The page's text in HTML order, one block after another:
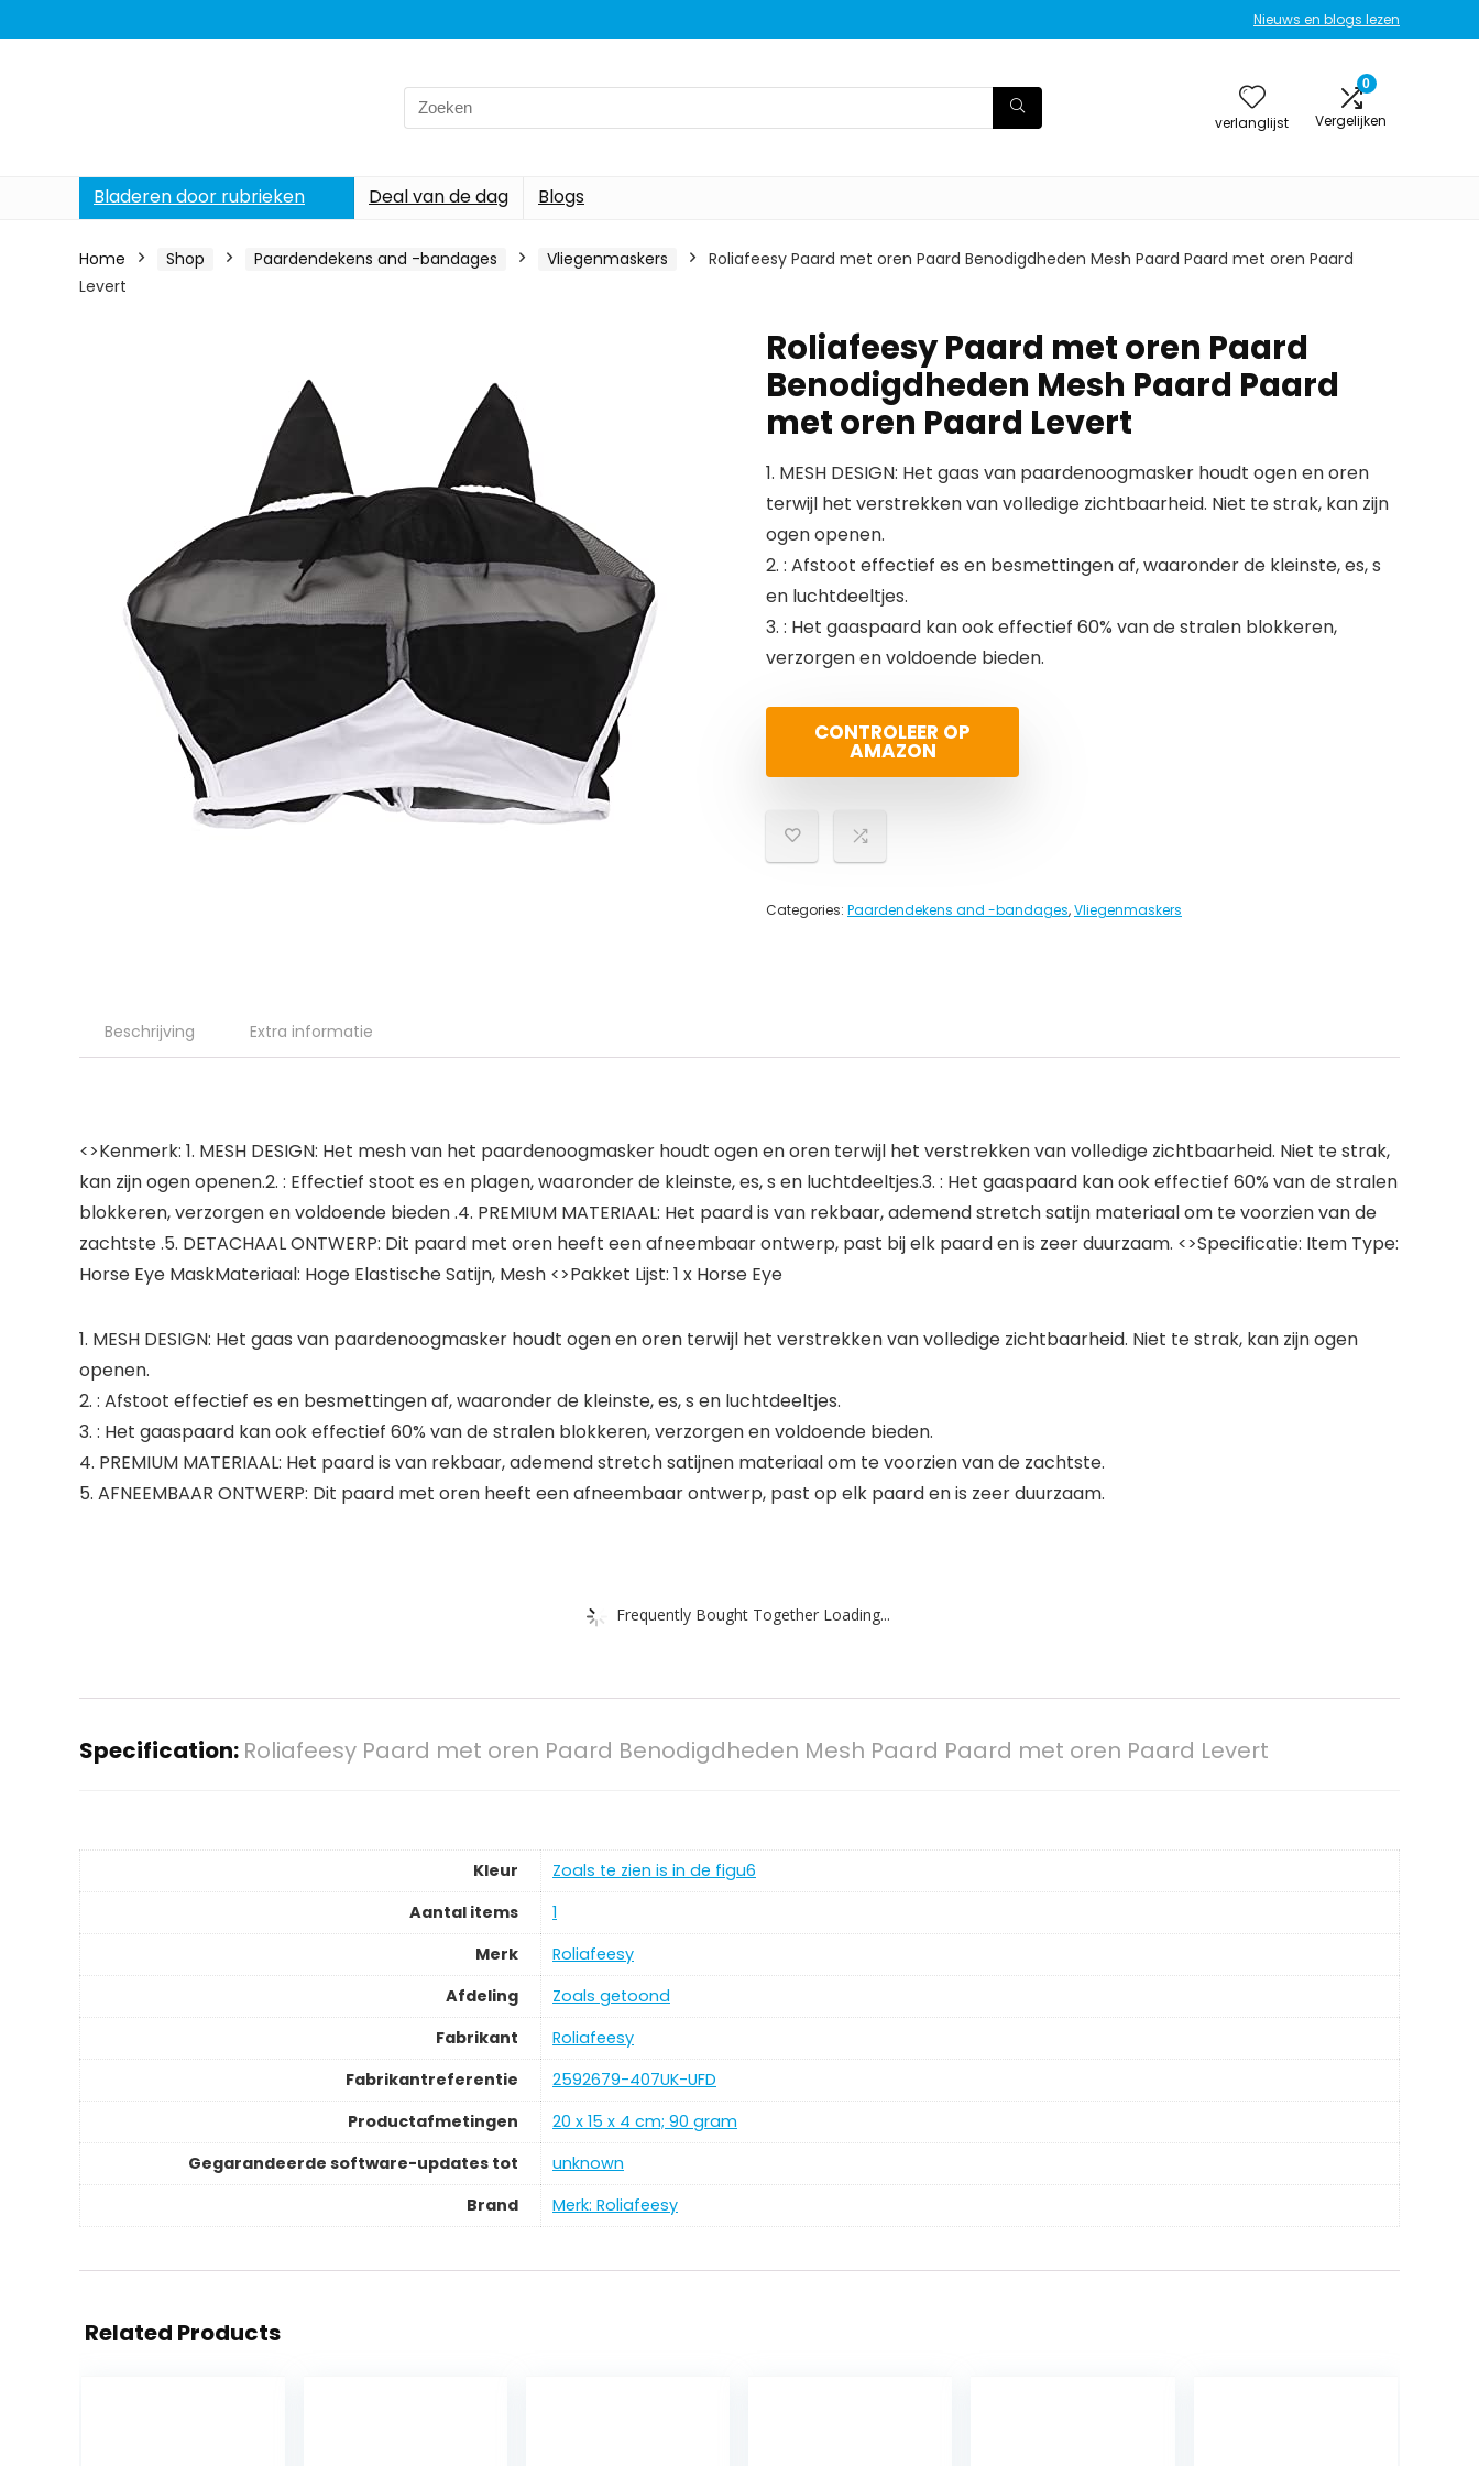
Nieuws en blogs lezen
Search
for:
verlanglijst
0
Vergelijken
Bladeren door rubrieken Deal van de dag Blogs
Home Shop Paardendekens and -bandages Vliegenmaskers
Roliafeesy Paard met oren Paard Benodigdheden Mesh Paard Paard met oren Paard
Levert
Roliafeesy Paard met oren Paard
Benodigdheden Mesh Paard Paard
met oren Paard Levert
1. MESH DESIGN: Het gaas van paardenoogmasker houdt ogen en oren
terwijl het verstrekken van volledige zichtbaarheid. Niet te strak, kan zijn
ogen openen.
2. : Afstoot effectief es en besmettingen af, waaronder de kleinste, es, s
en luchtdeeltjes.
3. : Het gaaspaard kan ook effectief 60% van de stralen blokkeren,
verzorgen en voldoende bieden.
CONTROLEER OP
AMAZON
Categories: Paardendekens and -bandages,Vliegenmaskers
Beschrijving Extra informatie
<>Kenmerk: 1. MESH DESIGN: Het mesh van het paardenoogmasker houdt ogen en oren terwijl het verstrekken van volledige zichtbaarheid. Niet te strak,
kan zijn ogen openen.2. : Effectief stoot es en plagen, waaronder de kleinste, es, s en luchtdeeltjes.3. : Het gaaspaard kan ook effectief 60% van de stralen
blokkeren, verzorgen en voldoende bieden .4. PREMIUM MATERIAAL: Het paard is van rekbaar, ademend stretch satijn materiaal om te voorzien van de
zachtste .5. DETACHAAL ONTWERP: Dit paard met oren heeft een afneembaar ontwerp, past bij elk paard en is zeer duurzaam. <>Specificatie: Item Type:
Horse Eye MaskMateriaal: Hoge Elastische Satijn, Mesh <>Pakket Lijst: 1 x Horse Eye
1. MESH DESIGN: Het gaas van paardenoogmasker houdt ogen en oren terwijl het verstrekken van volledige zichtbaarheid. Niet te strak, kan zijn ogen
openen.
2. : Afstoot effectief es en besmettingen af, waaronder de kleinste, es, s en luchtdeeltjes.
3. : Het gaaspaard kan ook effectief 60% van de stralen blokkeren, verzorgen en voldoende bieden.
4. PREMIUM MATERIAAL: Het paard is van rekbaar, ademend stretch satijnen materiaal om te voorzien van de zachtste.
5. AFNEEMBAAR ONTWERP: Dit paard met oren heeft een afneembaar ontwerp, past op elk paard en is zeer duurzaam.
Frequently Bought Together Loading...
Specification: Roliafeesy Paard met oren Paard Benodigdheden Mesh Paard Paard met oren Paard Levert
Kleur
‎Zoals te zien is in de figu6
Aantal items
‎1
Merk
‎Roliafeesy
Afdeling
‎Zoals getoond
Fabrikant
‎Roliafeesy
Fabrikantreferentie
‎2592679-407UK-UFD
Productafmetingen
‎20 x 15 x 4 cm; 90 gram
Gegarandeerde software-updates tot
‎unknown
Brand
Merk: Roliafeesy
Related Products